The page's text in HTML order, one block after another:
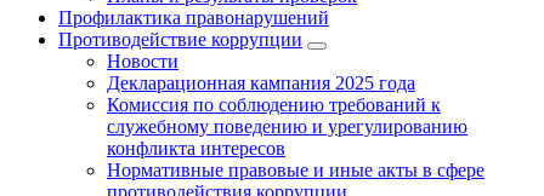
Профилактика правонарушений
Противодействие коррупции
Новости
Декларационная кампания 2025 года
Комиссия по соблюдению требований к
служебному поведению и урегулированию
конфликта интересов
Нормативные правовые и иные акты в сфере
противодействия коррупции